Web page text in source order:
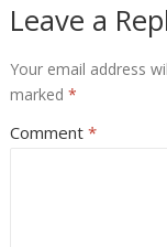
Leave a
Your email address
marked *
Comment *